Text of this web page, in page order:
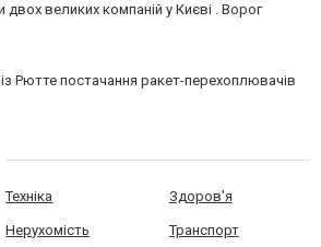
двох великих компаній у Києві . Ворог
Рютте постачання ракет-перехоплювачів
Техніка Здоров'я
Нерухомість Транспорт